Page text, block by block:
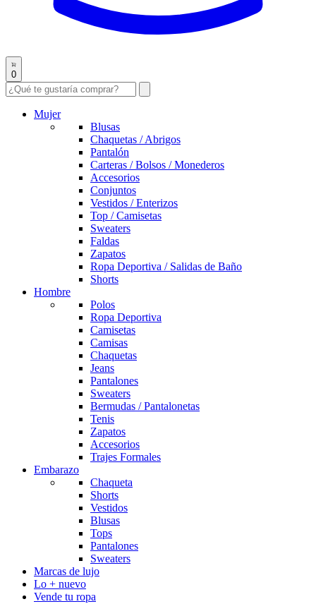
0
Mujer
Blusas
Chaquetas / Abrigos
Pantalón
Carteras / Bolsos / Monederos
Accesorios
Conjuntos
Vestidos / Enterizos
Top / Camisetas
Sweaters
Faldas
Zapatos
Ropa Deportiva / Salidas de Baño
Shorts
Hombre
Polos
Ropa Deportiva
Camisetas
Camisas
Chaquetas
Jeans
Pantalones
Sweaters
Bermudas / Pantalonetas
Tenis
Zapatos
Accesorios
Trajes Formales
Embarazo
Chaqueta
Shorts
Vestidos
Blusas
Tops
Pantalones
Sweaters
Marcas de lujo
Lo + nuevo
Vende tu ropa